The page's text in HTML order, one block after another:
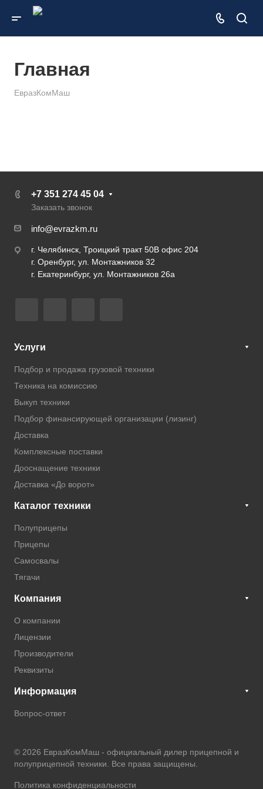
Главная
ЕвразКомМаш
+7 351 274 45 04
Заказать звонок
info@evrazkm.ru
г. Челябинск, Троицкий тракт 50В офис 204
г. Оренбург, ул. Монтажников 32
г. Екатеринбург, ул. Монтажников 26а
Услуги
Подбор и продажа грузовой техники
Техника на комиссию
Выкуп техники
Подбор финансирующей организации (лизинг)
Доставка
Комплексные поставки
Дооснащение техники
Доставка «До ворот»
Каталог техники
Полуприцепы
Прицепы
Самосвалы
Тягачи
Компания
О компании
Лицензии
Производители
Реквизиты
Информация
Вопрос-ответ
© 2026 ЕвразКомМаш - официальный дилер прицепной и
полуприцепной техники . Все права защищены.
Политика конфиденциальности